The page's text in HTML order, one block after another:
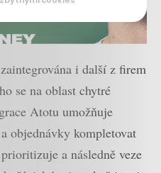
i další z firem
se na oblast chytré
Atotu umožňuje
objednávky kompletovat
a následně veze